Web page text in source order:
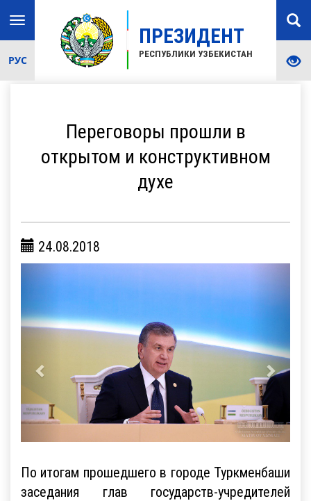
ПРЕЗИДЕНТ
РЕСПУБЛИКИ УЗБЕКИСТАН
Toggle
navigation
РУС
Переговоры прошли в
открытом и конструктивном
духе
24.08.2018
По итогам прошедшего в городе Туркменбаши
заседания глав государств-учредителей